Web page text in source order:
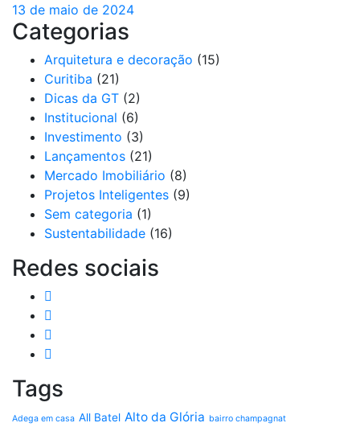
13 de maio de 2024
Categorias
Arquitetura e decoração (15)
Curitiba (21)
Dicas da GT (2)
Institucional (6)
Investimento (3)
Lançamentos (21)
Mercado Imobiliário (8)
Projetos Inteligentes (9)
Sem categoria (1)
Sustentabilidade (16)
Redes sociais
Tags
Adega em casa All Batel Alto da Glória bairro champagnat